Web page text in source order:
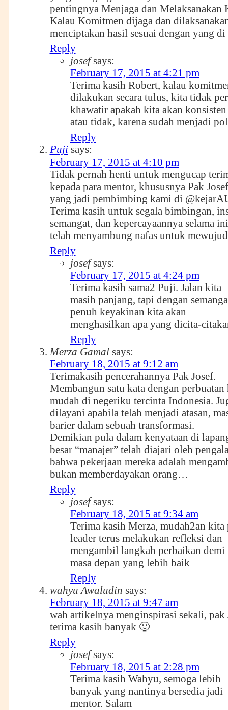
pentingnya Menjaga dan Melaksanakan
Kalau Komitmen dijaga dan
menciptakan hasil sesuai dengan yang di
Reply
josef says:
February 17, 2015 at 4:21 pm
Terima kasih Robert, kalau
dilakukan secara tulus, kita tidak
khawatir apakah kita akan konsisten
atau tidak, karena sudah menjadi
Reply
Puji says:
February 17, 2015 at 4:10 pm
Tidak pernah henti untuk mengucap
kepada para mentor, khususnya Pak
yang jadi pembimbing kami di
Terima kasih untuk segala bimbingan,
semangat, dan kepercayaannya selama
telah menyambung nafas untuk
Reply
josef says:
February 17, 2015 at 4:24 pm
Terima kasih sama2 Puji. Jalan kita
masih panjang, tapi dengan
penuh keyakinan kita akan
menghasilkan apa yang dicita-
Reply
Merza Gamal says:
February 18, 2015 at 9:12 am
Terimakasih pencerahannya Pak Josef.
Membangun satu kata dengan
mudah di negeriku tercinta Indonesia.
dilayani apabila telah menjadi atasan,
barier dalam sebuah transformasi.
Demikian pula dalam kenyataan di
besar “manajer” telah diajari oleh
bahwa pekerjaan mereka adalah
bukan memberdayakan orang…
Reply
josef says:
February 18, 2015 at 9:34 am
Terima kasih Merza, mudah2an kita
leader terus melakukan refleksi dan
mengambil langkah perbaikan demi
masa depan yang lebih baik
Reply
wahyu Awaludin says:
February 18, 2015 at 9:47 am
wah artikelnya menginspirasi sekali, pak
terima kasih banyak 🙂
Reply
josef says:
February 18, 2015 at 2:28 pm
Terima kasih Wahyu, semoga lebih
banyak yang nantinya bersedia jadi
mentor. Salam